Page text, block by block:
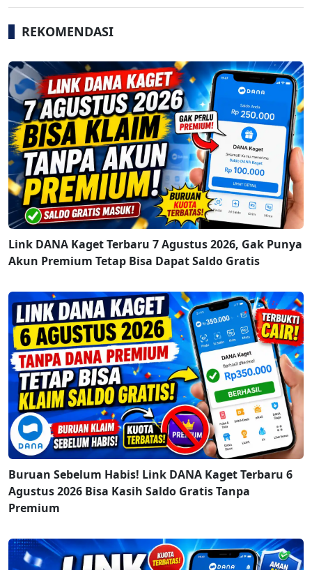
REKOMENDASI
Link DANA Kaget Terbaru 7 Agustus 2026, Gak Punya
Akun Premium Tetap Bisa Dapat Saldo Gratis
Buruan Sebelum Habis! Link DANA Kaget Terbaru 6
Agustus 2026 Bisa Kasih Saldo Gratis Tanpa
Premium